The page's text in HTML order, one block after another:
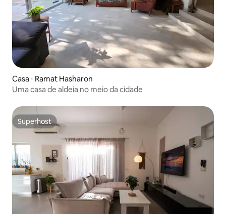
Casa ⋅ Ramat Hasharon
Uma casa de aldeia no meio da cidade
Superhost
Superhost